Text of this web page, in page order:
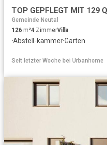
Gemeinde Neutal
126 m²4 ZimmerVilla
·Abstell-kammer·Garten
Seit letzter Woche bei Urbanhome